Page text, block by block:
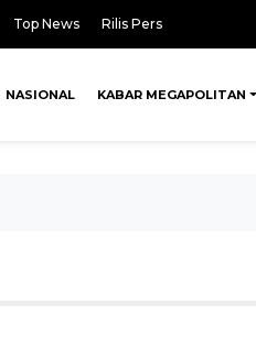
Top News Rilis Pers
NASIONAL KABAR MEGAPOLITAN